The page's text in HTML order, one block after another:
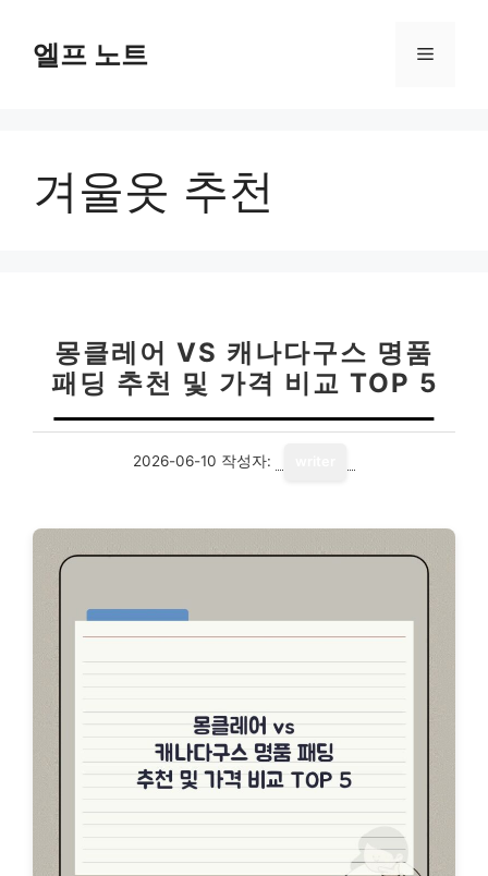
엘프 노트 메
겨울옷 추천
몽클레어 VS 캐나다구스 명품
패딩 추천 및 가격 비교 TOP 5
2026-06-10 작성자: